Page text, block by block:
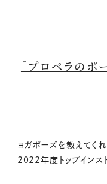
「プロペラのポ
ヨガポーズを教えてく
2022年度トップインス